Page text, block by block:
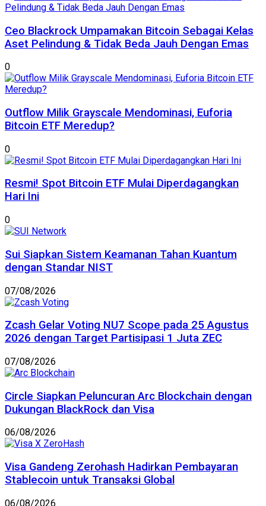
Ceo Blackrock Umpamakan Bitcoin Sebagai Kelas
Aset Pelindung & Tidak Beda Jauh Dengan Emas
0
Outflow Milik Grayscale Mendominasi, Euforia
Bitcoin ETF Meredup?
0
Resmi! Spot Bitcoin ETF Mulai Diperdagangkan
Hari Ini
0
Sui Siapkan Sistem Keamanan Tahan Kuantum
dengan Standar NIST
07/08/2026
Zcash Gelar Voting NU7 Scope pada 25 Agustus
2026 dengan Target Partisipasi 1 Juta ZEC
07/08/2026
Circle Siapkan Peluncuran Arc Blockchain dengan
Dukungan BlackRock dan Visa
06/08/2026
Visa Gandeng Zerohash Hadirkan Pembayaran
Stablecoin untuk Transaksi Global
06/08/2026